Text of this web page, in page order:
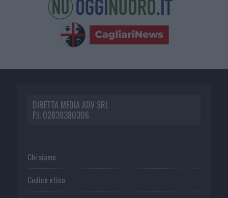
DIRETTA MEDIA ADV SRL
P.I. 02839380306
Chi siamo
Codice etico